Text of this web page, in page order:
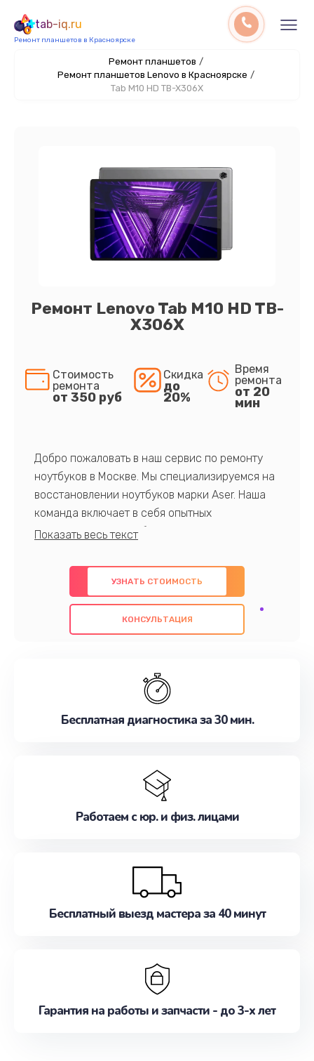
tab-iq.ru
Ремонт планшетов в Красноярске
Ремонт планшетов /
Ремонт планшетов Lenovo в Красноярске /
Tab M10 HD TB-X306X
Ремонт Lenovo Tab M10 HD TB-
X306X
Стоимость
ремонта
от 350 руб
Скидка
до
20%
Время
ремонта
от 20
мин
Добро пожаловать в наш сервис по ремонту
ноутбуков в Москве. Мы специализируемся на
восстановлении ноутбуков марки Aser. Наша
команда включает в себя опытных
профессионалов с обширными знаниями и
предлагаем быстрый и качественный ремонт с
использованием оригинальных компонентов, а
также гарантируем качество всех
проведенных работ. Наша цель - предоставить
наилучшим образом. Не медлите записаться на
УЗНАТЬ СТОИМОСТЬ
КОНСУЛЬТАЦИЯ
Бесплатная диагностика за 30 мин.
Работаем с юр. и физ. лицами
Бесплатный выезд мастера за 40 минут
Гарантия на работы и запчасти - до 3-х лет